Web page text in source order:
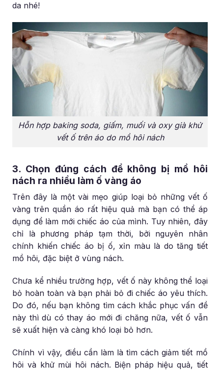
da nhé!
Hỗn hợp baking soda, giấm, muối và oxy già khử
vết ố trên áo do mồ hôi nách
3. Chọn đúng cách để không bị mồ hôi
nách ra nhiều làm ố vàng áo
Trên đây là một vài mẹo giúp loại bỏ những vết ố
vàng trên quần áo rất hiệu quả mà bạn có thể áp
dụng để làm mới chiếc áo của mình. Tuy nhiên, đây
chỉ là phương pháp tạm thời, bởi nguyên nhân
chính khiến chiếc áo bị ố, xỉn màu là do tăng tiết
mồ hôi, đặc biệt ở vùng nách.
Chưa kể nhiều trường hợp, vết ố này không thể loại
bỏ hoàn toàn và bạn phải bỏ đi chiếc áo yêu thích.
Do đó, nếu bạn không tìm cách khắc phục vấn đề
này thì dù có thay áo mới đi chăng nữa, vết ố vẫn
sẽ xuất hiện và càng khó loại bỏ hơn.
Chính vì vậy, điều cần làm là tìm cách giảm tiết mồ
hôi và khử mùi hôi nách. Biện pháp hiệu quả, tiết